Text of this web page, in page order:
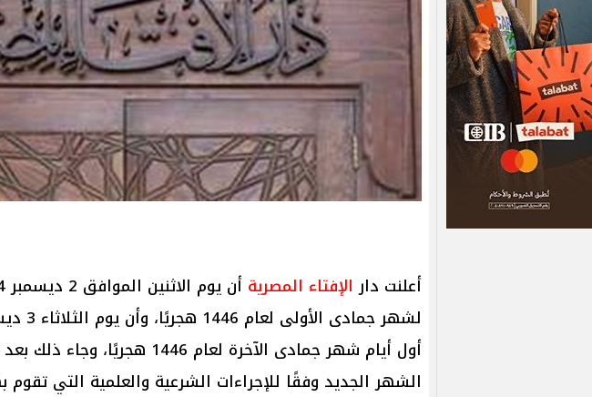
أعلنت دار الإفتاء المصرية
لشهر
أول أيام شهر جمادى الآخرة لعام 1446
الشهر الجديد وفقًا للإجراءات الشرعية والعلمية التي تقوم